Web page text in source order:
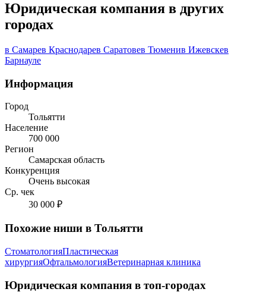
Юридическая компания в других
городах
в Самарев Краснодарев Саратовев Тюменив Ижевскев
Барнауле
Информация
Город
Тольятти
Население
700 000
Регион
Самарская область
Конкуренция
Очень высокая
Ср. чек
30 000 ₽
Похожие ниши в Тольятти
СтоматологияПластическая
хирургияОфтальмологияВетеринарная клиника
Юридическая компания в топ-городах